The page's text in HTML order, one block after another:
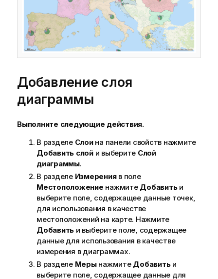
Добавление слоя
диаграммы
Выполните следующие действия.
В разделе Слоина панели свойств нажмите
Добавить слойи выберите Слой
диаграммы.
В разделе Измеренияв поле
Местоположение нажмите Добавитьи
выберите поле, содержащее данные точек,
для использования в качестве
местоположений на карте. Нажмите
Добавить и выберите поле, содержащее
данные для использования в качестве
измерения в диаграммах.
В разделе Мерынажмите Добавитьи
выберите поле, содержащее данные для